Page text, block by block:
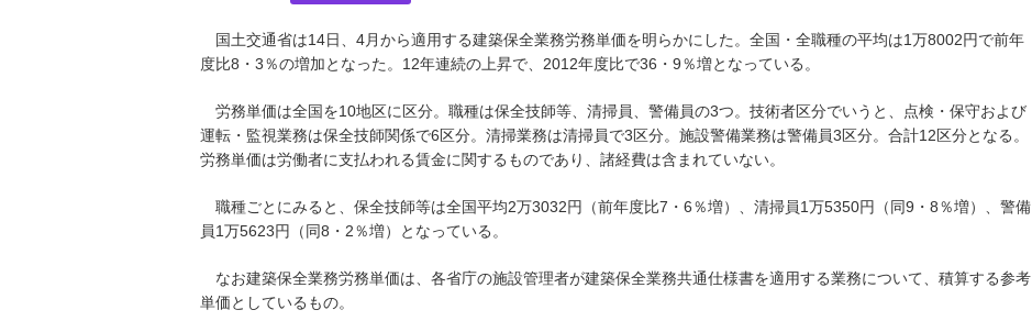
国土交通省は14日、4月から適用する建築保全業務労務単価を明らかにした。全国・全職種の平均は1万8002円で前年
度比8・3％の増加となった。12年連続の上昇で、2012年度比で36・9％増となっている。
労務単価は全国を10地区に区分。職種は保全技師等、清掃員、警備員の3つ。技術者区分でいうと、点検・保守および
運転・監視業務は保全技師関係で6区分。清掃業務は清掃員で3区分。施設警備業務は警備員3区分。合計12区分となる。
労務単価は労働者に支払われる賃金に関するものであり、諸経費は含まれていない。
職種ごとにみると、保全技師等は全国平均2万3032円（前年度比7・6％増）、清掃員1万5350円（同9・8％増）、警備
員1万5623円（同8・2％増）となっている。
なお建築保全業務労務単価は、各省庁の施設管理者が建築保全業務共通仕様書を適用する業務について、積算する参考
単価としているもの。